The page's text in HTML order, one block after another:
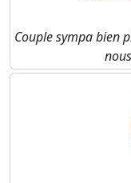
Couple sympa bien